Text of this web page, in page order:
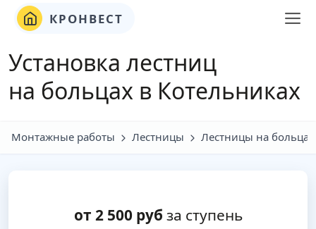
КРОНВЕСТ
Установка лестниц
на больцах в Котельниках
Монтажные работы Лестницы Лестницы на больцах
от 2 500руб за ступень